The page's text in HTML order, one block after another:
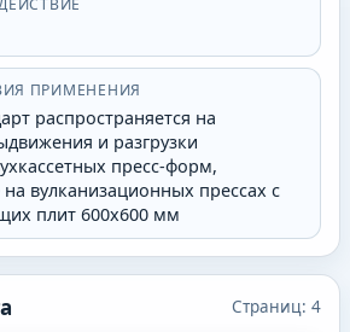
ПРИМЕНЕНИЯ
распространяется на
и разгрузки
пресс-форм,
вулканизационных прессах с
плит 600х600 мм
Страниц:4